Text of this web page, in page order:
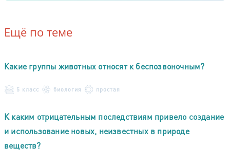
Ещё по теме
Какие группы животных относят к беспозвоночным?
5 класс биология простая
К каким отрицательным последствиям привело создание
и использование новых, неизвестных в природе
веществ?